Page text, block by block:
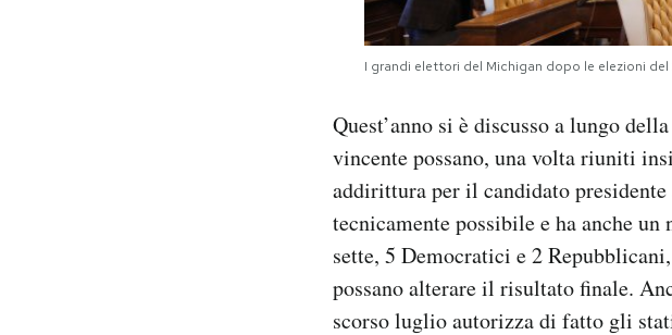
I grandi elettori del Michigan dopo le elezioni del
Quest’anno si è discusso a lungo
vincente possano, una volta riuniti
addirittura per il candidato
tecnicamente possibile e ha anche
sette, 5 Democratici e 2
possano alterare il risultato finale.
scorso luglio autorizza di fatto gli